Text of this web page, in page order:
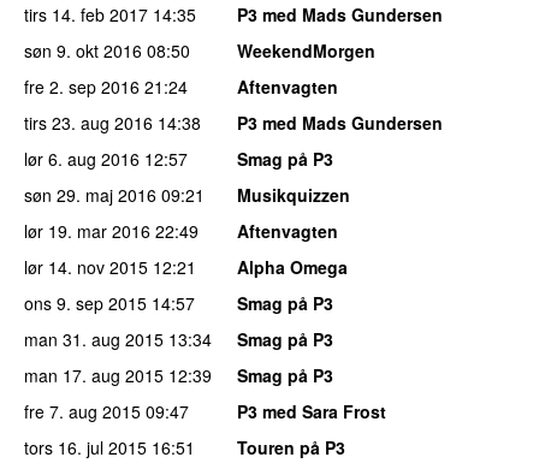
tirs 14. feb 2017 14:35
P3 med Mads Gundersen
søn 9. okt 2016 08:50
WeekendMorgen
fre 2. sep 2016 21:24
Aftenvagten
tirs 23. aug 2016 14:38
P3 med Mads Gundersen
lør 6. aug 2016 12:57
Smag på P3
søn 29. maj 2016 09:21
Musikquizzen
lør 19. mar 2016 22:49
Aftenvagten
lør 14. nov 2015 12:21
Alpha Omega
ons 9. sep 2015 14:57
Smag på P3
man 31. aug 2015 13:34
Smag på P3
man 17. aug 2015 12:39
Smag på P3
fre 7. aug 2015 09:47
P3 med Sara Frost
tors 16. jul 2015 16:51
Touren på P3